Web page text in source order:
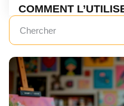
COMMENT